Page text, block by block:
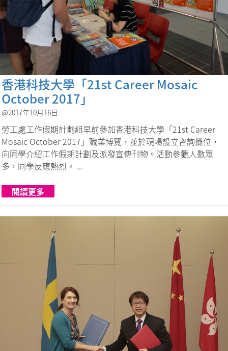
香港科技大學「21st Career Mosaic
October 2017」
@2017年10月16日
勞工處工作假期計劃組早前參加香港科技大學「21st Career
Mosaic October 2017」職業博覽，並於現場設立咨詢攤位，
向同學介紹工作假期計劃及派發宣傳刊物。活動參觀人數眾
多，同學反應熱烈。 ...
閱讀更多